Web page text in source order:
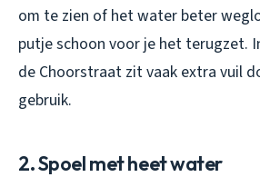
om te zien of het water beter
putje schoon voor je het terugzet.
de Choorstraat zit vaak extra vuil
gebruik.
2. Spoel met heet water